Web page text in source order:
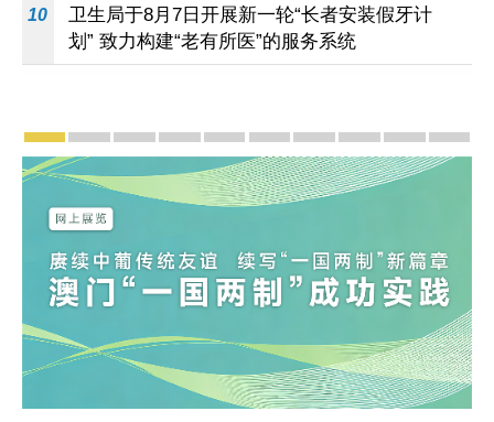
10
卫生局于8月7日开展新一轮“长者安装假牙计
划” 致力构建“老有所医”的服务系统
宣传及推广
赓续中葡传统友谊 续写“一国两制”新篇章 — 澳门“
澳门名片集
行政长官岑浩辉11月18日发表2026年施
施政特写澳门特别行政区经济和社会发
横琴粤澳深度合作区专题
施政小讲堂
走进澳门澳门相簿
《澳